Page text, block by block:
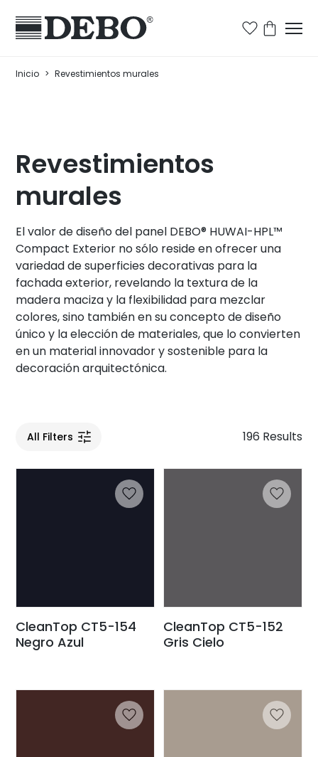
Inicio > Revestimientos murales
Revestimientos
murales
El valor de diseño del panel DEBO® HUWAI-HPL™
Compact Exterior no sólo reside en ofrecer una
variedad de superficies decorativas para la
fachada exterior, revelando la textura de la
madera maciza y la flexibilidad para mezclar
colores, sino también en su concepto de diseño
único y la elección de materiales, que lo convierten
en un material innovador y sostenible para la
decoración arquitectónica.
All Filters 196 Results
CleanTop CT5-154
Negro Azul
CleanTop CT5-152
Gris Cielo